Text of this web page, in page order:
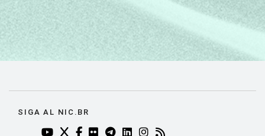
SIGA AL NIC.BR
YOUTUBE DO NIC.BR (ABRE EM NOVA ABA)
TWITTER DO NIC.BR (ABRE EM NOVA ABA)
FACEBOOK DO NIC.BR (ABRE EM NOVA
FLICKR DO NIC.BR (ABRE EM NOVA
TELEGRAM DO NIC.BR (ABRE EM
LINKEDIN DO NIC.BR (ABRE
INSTAGRAM DO NIC.BR
RSS DO NIC.BR (ABRE